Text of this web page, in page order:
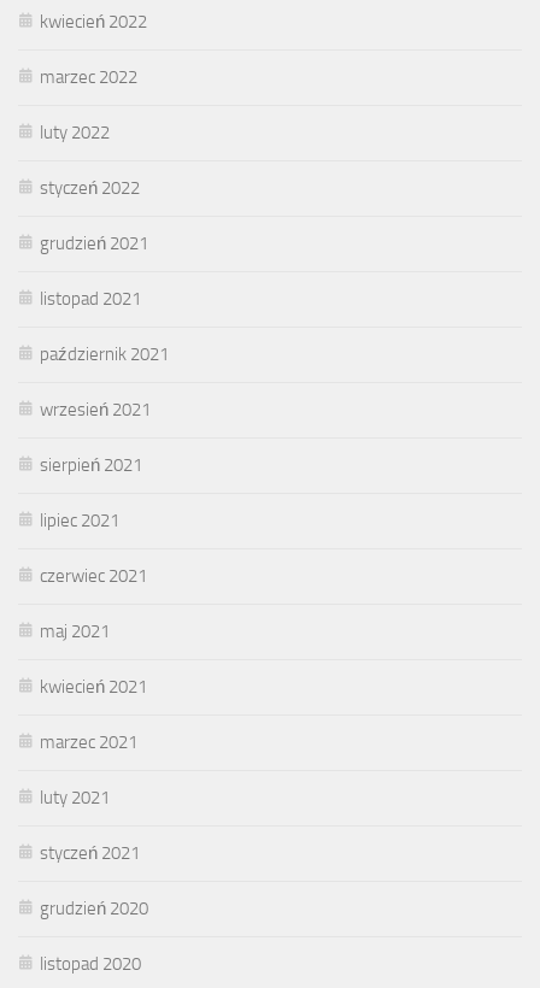
kwiecień 2022
marzec 2022
luty 2022
styczeń 2022
grudzień 2021
listopad 2021
październik 2021
wrzesień 2021
sierpień 2021
lipiec 2021
czerwiec 2021
maj 2021
kwiecień 2021
marzec 2021
luty 2021
styczeń 2021
grudzień 2020
listopad 2020